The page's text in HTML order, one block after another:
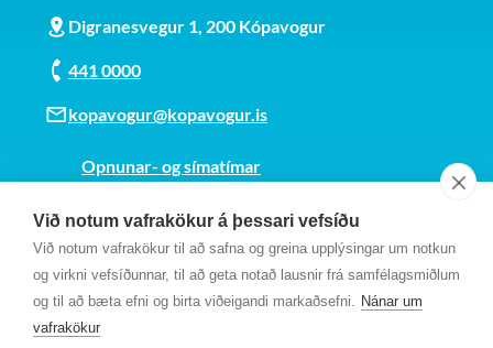
Við notum vafrakökur á þessari vefsíðu
Við notum vafrakökur til að safna og greina upplýsingar um notkun
og virkni vefsíðunnar, til að geta notað lausnir frá samfélagsmiðlum
og til að bæta efni og birta viðeigandi markaðsefni. Nánar um
vafrakökur
Digranesvegur 1, 200 Kópavogur
441 0000
kopavogur@kopavogur.is
Opnunar- og símatímar
Kt. 700169-3759
Fundarmannagátt